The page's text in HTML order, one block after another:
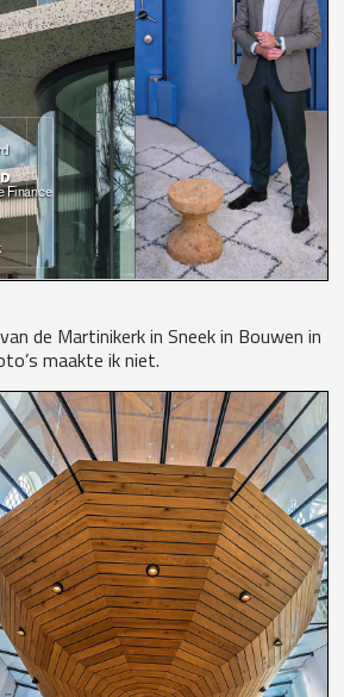
de Martinikerk in Sneek in Bouwen in
maakte ik niet.